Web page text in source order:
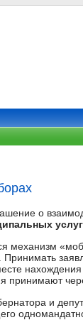
о
механизм
. Принимать
принимают
и